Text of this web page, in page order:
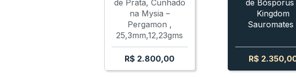
de Prata, Cunhado
na Mysia –
Pergamon ,
25,3mm,12,23gms
R$ 2.800,00
de Bósporus
Kingdom
Sauromates
R$